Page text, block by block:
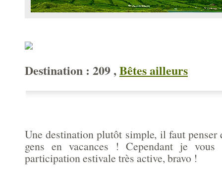
Destination : 209 ,Bêtes ailleurs
Une destination plutôt simple, il faut penser
gens en vacances ! Cependant je
participation estivale très active, bravo !